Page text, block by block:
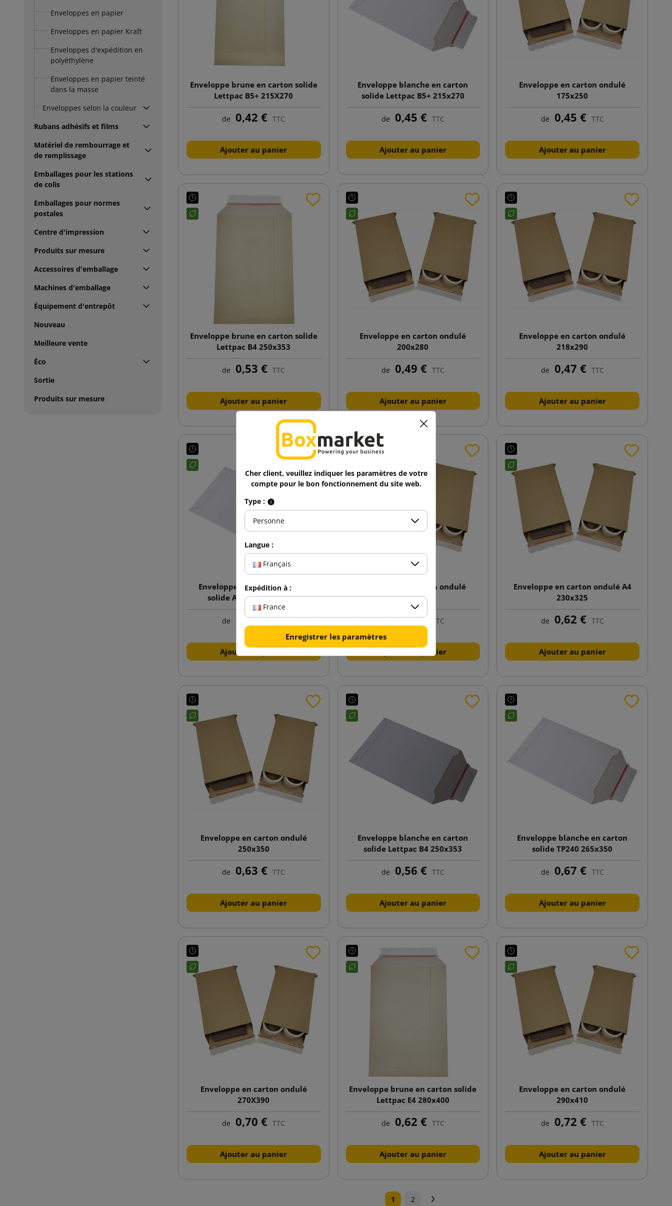
Enveloppes en papier
Enveloppes en papier Kraft
Enveloppes d'expédition en
polyéthylène
Enveloppes en papier teinté
dans la masse
Enveloppes selon la couleur
Rubans adhésifs et films
Matériel de rembourrage et
de remplissage
Emballages pour les stations
de colis
Emballages pour normes
postales
Centre d'impression
Produits sur mesure
Accessoires d'emballage
Machines d'emballage
Équipement d'entrepôt
Nouveau
Meilleure vente
Éco
Sortie
Produits sur mesure
Enveloppe brune en carton solide
Lettpac B5+ 215X270
de 0,42 € TTC
Ajouter au panier
Enveloppe blanche en carton
solide Lettpac B5+ 215x270
de 0,45 € TTC
Ajouter au panier
Enveloppe en carton ondulé
175x250
de 0,45 € TTC
Ajouter au panier
Enveloppe brune en carton solide
Lettpac B4 250x353
de 0,53 € TTC
Ajouter au panier
Enveloppe en carton ondulé
200x280
de 0,49 € TTC
Ajouter au panier
Enveloppe en carton ondulé
218x290
de 0,47 € TTC
Ajouter au panier
Enveloppe blanche en carton
solide A4 TP230 240x315
de 0,63 €
Ajouter au panier
Enveloppe en carton ondulé
234x330
0,55 € TTC
Ajouter au panier
Enveloppe en carton ondulé A4
230x325
de 0,62 € TTC
Ajouter au panier
Enveloppe en carton ondulé
250x350
de 0,63 € TTC
Ajouter au panier
Enveloppe blanche en carton
solide Lettpac B4 250x353
de 0,56 € TTC
Ajouter au panier
Enveloppe blanche en carton
solide TP240 265x350
de 0,67 € TTC
Ajouter au panier
Enveloppe en carton ondulé
270X390
de 0,70 € TTC
Ajouter au panier
Enveloppe brune en carton solide
Lettpac E4 280x400
de 0,62 € TTC
Ajouter au panier
Enveloppe en carton ondulé
290x410
de 0,72 € TTC
Ajouter au panier
1 2
Cher client, veuillez indiquer les paramètres de votre
compte pour le bon fonctionnement du site web.
Type :
Personne
Langue :
Français
Expédition à :
France
Enregistrer les paramètres